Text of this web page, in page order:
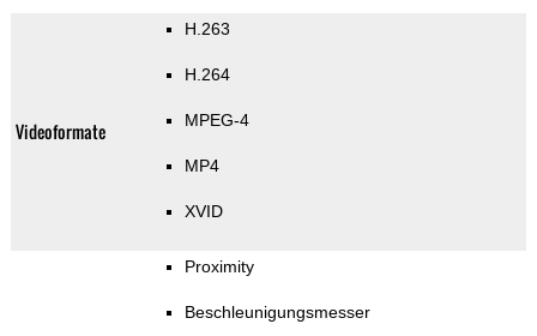
Videoformate
H.263
H.264
MPEG-4
MP4
XVID
Proximity
Beschleunigungsmesser